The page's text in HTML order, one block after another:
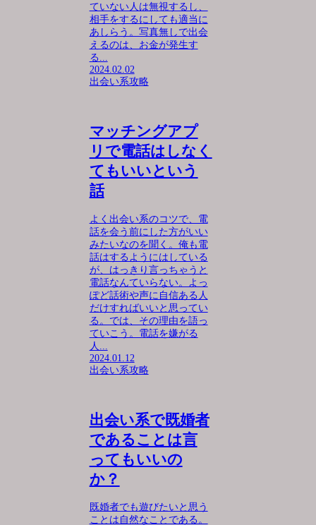
ていない人は無視するし、
相手をするにしても適当に
あしらう。写真無しで出会
えるのは、お金が発生す
る...
2024.02.02
出会い系攻略
マッチングアプ
リで電話はしなく
てもいいという
話
よく出会い系のコツで、電
話を会う前にした方がいい
みたいなのを聞く。俺も電
話はするようにはしている
が、はっきり言っちゃうと
電話なんていらない。よっ
ぽど話術や声に自信ある人
だけすればいいと思ってい
る。では、その理由を語っ
ていこう。電話を嫌がる
人...
2024.01.12
出会い系攻略
出会い系で既婚者
であることは言
ってもいいの
か？
既婚者でも遊びたいと思う
ことは自然なことである。